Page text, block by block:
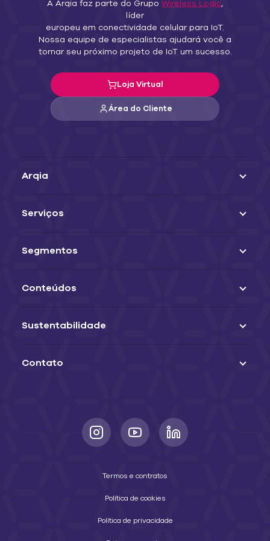
tecnologia certa e conexões inteligentes.
A Arqia faz parte do Grupo Wireless Logic,
líder
europeu em conectividade celular para IoT.
Nossa equipe de especialistas ajudará você a
tornar seu próximo projeto de IoT um sucesso.
Loja Virtual
Área do Cliente
Arqia
Serviços
Segmentos
Conteúdos
Sustentabilidade
Contato
Termos e contratos
Política de cookies
Política de privacidade